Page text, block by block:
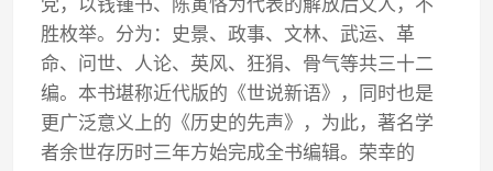
党，以钱锺书、陈寅恪为代表的解放后文人，不
胜枚举。分为：史景、政事、文林、武运、革
命、问世、人论、英风、狂狷、骨气等共三十二
编。本书堪称近代版的《世说新语》，同时也是
更广泛意义上的《历史的先声》，为此，著名学
者余世存历时三年方始完成全书编辑。荣幸的